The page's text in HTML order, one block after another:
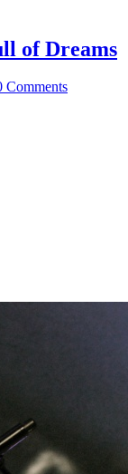
of Dreams
Comments